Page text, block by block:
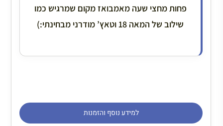
פחות מחצי שעה מאמבואז מקום שמרגיש כמו
שילוב של המאה 18 וטאץ’ מודרני מבחינתי:)
למידע נוסף והזמנות